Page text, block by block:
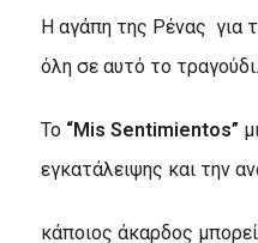
Η αγάπη της Ρένας για
όλη σε αυτό το τραγούδι.
Το “Mis Sentimientos”
εγκατάλειψης και την
κάποιος άκαρδος